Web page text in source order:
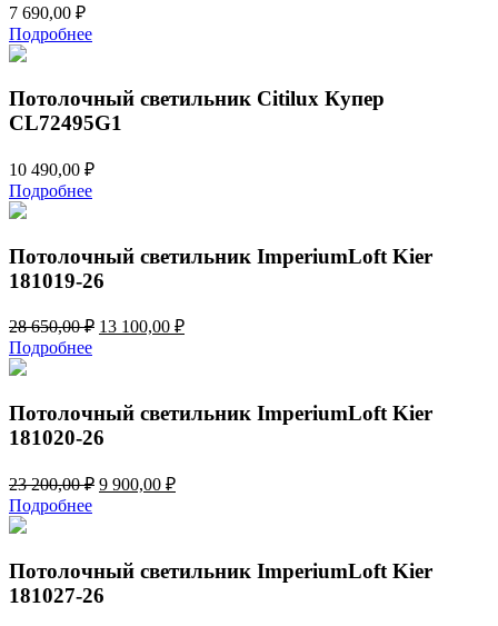
7 690,00 ₽
Подробнее
Потолочный светильник Citilux Купер
CL72495G1
10 490,00 ₽
Подробнее
Потолочный светильник ImperiumLoft Kier
181019-26
28 650,00₽ Первоначальная
650,00 ₽.
13 100,00 ₽Текущая
Подробнее
Потолочный светильник ImperiumLoft Kier
181020-26
23 200,00₽ Первоначальная
200,00 ₽.
9 900,00 ₽Текущая
Подробнее
Потолочный светильник ImperiumLoft Kier
181027-26